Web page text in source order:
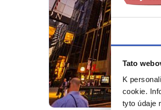
Tato
K
cookie.
tyto údaje